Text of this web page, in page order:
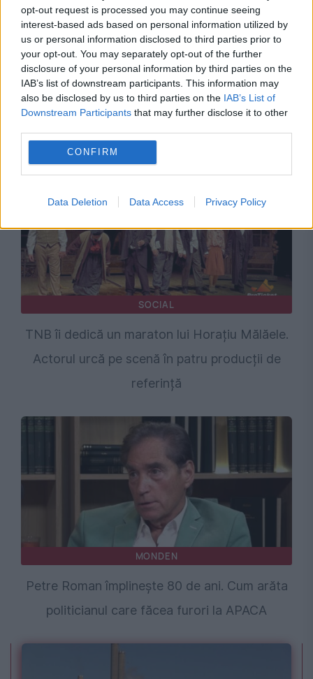
opt-out request is processed you may continue seeing
interest-based ads based on personal information utilized by
us or personal information disclosed to third parties prior to
your opt-out. You may separately opt-out of the further
disclosure of your personal information by third parties on the
IAB’s list of downstream participants. This information may
also be disclosed by us to third parties on the IAB’s List of
Downstream Participants that may further disclose it to other
CONFIRM
Data Deletion Data Access Privacy Policy
Recomandările noastre
SOCIAL
TNB îi dedică un maraton lui Horațiu Mălăele.
Actorul urcă pe scenă în patru producții de
referință
MONDEN
Petre Roman împlinește 80 de ani. Cum arăta
politicianul care făcea furori la APACA